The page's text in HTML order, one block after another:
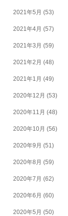
2021年5月 (53)
2021年4月 (57)
2021年3月 (59)
2021年2月 (48)
2021年1月 (49)
2020年12月 (53)
2020年11月 (48)
2020年10月 (56)
2020年9月 (51)
2020年8月 (59)
2020年7月 (62)
2020年6月 (60)
2020年5月 (50)